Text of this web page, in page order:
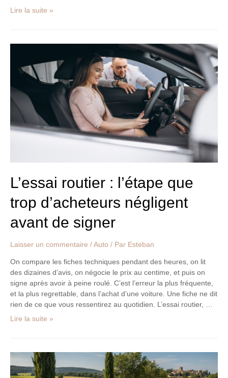
Lire la suite »
L’essai routier : l’étape que
trop d’acheteurs négligent
avant de signer
Laisser un commentaire / Auto / Par Esteban
On compare les fiches techniques pendant des heures, on lit
des dizaines d’avis, on négocie le prix au centime, et puis on
signe après avoir à peine roulé. C’est l’erreur la plus fréquente,
et la plus regrettable, dans l’achat d’une voiture. Une fiche ne dit
rien de ce que vous ressentirez au quotidien. L’essai routier, …
que
trop
d’acheteurs
négligent
avant
Lire la suite »
Guide
complet